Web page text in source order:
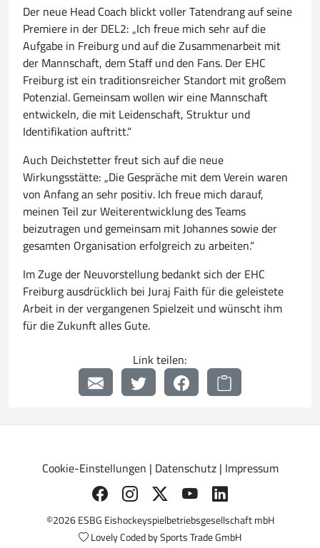
Der neue Head Coach blickt voller Tatendrang auf seine
Premiere in der DEL2: „Ich freue mich sehr auf die
Aufgabe in Freiburg und auf die Zusammenarbeit mit
der Mannschaft, dem Staff und den Fans. Der EHC
Freiburg ist ein traditionsreicher Standort mit großem
Potenzial. Gemeinsam wollen wir eine Mannschaft
entwickeln, die mit Leidenschaft, Struktur und
Identifikation auftritt.“
Auch Deichstetter freut sich auf die neue
Wirkungsstätte: „Die Gespräche mit dem Verein waren
von Anfang an sehr positiv. Ich freue mich darauf,
meinen Teil zur Weiterentwicklung des Teams
beizutragen und gemeinsam mit Johannes sowie der
gesamten Organisation erfolgreich zu arbeiten.“
Im Zuge der Neuvorstellung bedankt sich der EHC
Freiburg ausdrücklich bei Juraj Faith für die geleistete
Arbeit in der vergangenen Spielzeit und wünscht ihm
für die Zukunft alles Gute.
Link teilen:
Cookie-Einstellungen | Datenschutz| Impressum
©2026 ESBG Eishockeyspielbetriebsgesellschaft mbH
Lovely Coded bySports Trade GmbH